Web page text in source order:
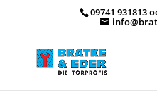
09741 931813